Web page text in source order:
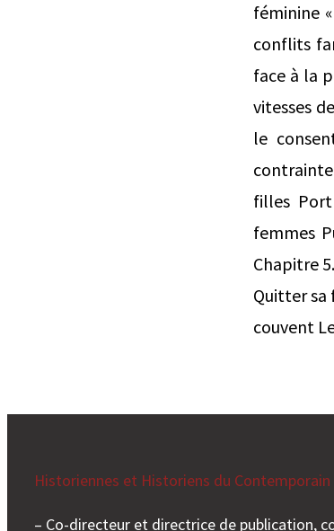
féminine
conflits
face à la
vitesses
le
filles
femmes
Chapitre
Quitter sa
couvent
Historiennes et Historiens du Contemporain
– Co-directeur et directrice de publication,